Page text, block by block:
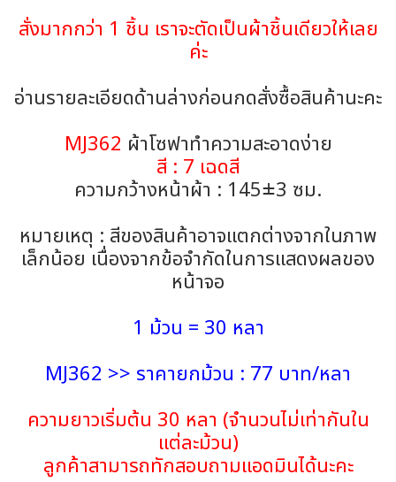
สั่งมากกว่า 1 ชิ้น เราจะตัดเป็นผ้าชิ้นเดียวให้เลย
ค่ะ
อ่านรายละเอียดด้านล่างก่อนกดสั่งซื้อสินค้านะคะ
MJ362 ผ้าโซฟาทำความสะอาดง่าย
สี : 7 เฉดสี
ความกว้างหน้าผ้า : 145±3 ซม.
หมายเหตุ : สีของสินค้าอาจแตกต่างจากในภาพ
เล็กน้อย เนื่องจากข้อจำกัดในการแสดงผลของ
หน้าจอ
1 ม้วน = 30 หลา
MJ362 >> ราคายกม้วน : 77 บาท/หลา
ความยาวเริ่มต้น 30 หลา (จำนวนไม่เท่ากันใน
แต่ละม้วน)
ลูกค้าสามารถทักสอบถามแอดมินได้นะคะ